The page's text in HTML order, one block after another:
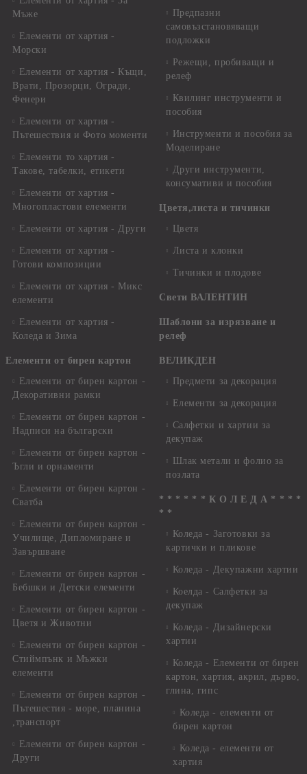
Мъже
Елементи от хартия -
Морски
Елементи от хартия - Къщи,
Врати, Прозорци, Огради,
Фенери
Елементи от хартия -
Пътешествия и Фото моменти
Елементи то хартия -
Такове, табелки, етикети
Елементи от хартия -
Многопластови елементи
Елементи от хартия - Други
Елементи от хартия -
Готови композиции
Елементи от хартия - Микс
елементи
Елементи от хартия -
Коледа и Зима
Елементи от бирен картон
Елементи от бирен картон -
Декоративни рамки
Елементи от бирен картон -
Надписи на български
Елементи от бирен картон -
Ъгли и орнаменти
Елементи от бирен картон -
Сватба
Елементи от бирен картон -
Училище, Дипломиране и
Завършване
Елементи от бирен картон -
Бебшки и Детски елементи
Елементи от бирен картон -
Цветя и Животни
Елементи от бирен картон -
Стиймпънк и Мъжки
елементи
Елементи от бирен картон -
Пътешестия - море, планина
,транспорт
Елементи от бирен картон -
Други
Предпазни
самовъзстановяващи
подложки
Режещи, пробиващи и
релеф
Квилинг инструменти и
пособия
Инструменти и пособия за
Моделиране
Други инструменти,
консумативи и пособия
Цветя,листа и тичинки
Цветя
Листа и клонки
Тичинки и плодове
Свети ВАЛЕНТИН
Шаблони за изрязване и
релеф
ВЕЛИКДЕН
Предмети за декорация
Елементи за декорация
Салфетки и хартии за
декупаж
Шлак метали и фолио за
позлата
* * * * * * К О Л Е Д А * * * *
* *
Коледа - Заготовки за
картички и пликове
Коледа - Декупажни хартии
Коелда - Салфетки за
декупаж
Коледа - Дизайнерски
хартии
Коледа - Eлементи от бирен
картон, хартия, акрил, дърво,
глина, гипс
Коледа - елементи от
бирен картон
Коледа - елементи от
хартия